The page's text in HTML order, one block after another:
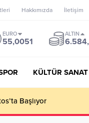
Hakkımızda İletişim
EURO
55,0051
ALTIN
KÜLTÜR SANAT
genç oyuncuları